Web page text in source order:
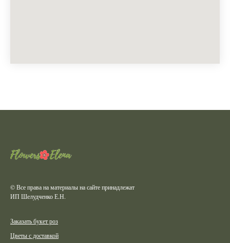
© Все права на материалы на сайте принадлежат
ИП Шелудченко Е.Н.
Заказать букет роз
Цветы с доставкой